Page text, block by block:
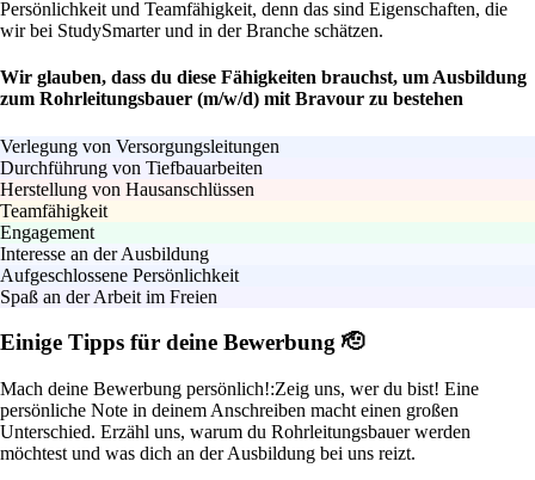
Persönlichkeit und Teamfähigkeit, denn das sind Eigenschaften, die
wir bei StudySmarter und in der Branche schätzen.
Wir glauben, dass du diese Fähigkeiten brauchst, um Ausbildung
zum Rohrleitungsbauer (m/w/d) mit Bravour zu bestehen
Verlegung von Versorgungsleitungen
Durchführung von Tiefbauarbeiten
Herstellung von Hausanschlüssen
Teamfähigkeit
Engagement
Interesse an der Ausbildung
Aufgeschlossene Persönlichkeit
Spaß an der Arbeit im Freien
Einige Tipps für deine Bewerbung 🫡
Mach deine Bewerbung persönlich!:Zeig uns, wer du bist! Eine
persönliche Note in deinem Anschreiben macht einen großen
Unterschied. Erzähl uns, warum du Rohrleitungsbauer werden
möchtest und was dich an der Ausbildung bei uns reizt.